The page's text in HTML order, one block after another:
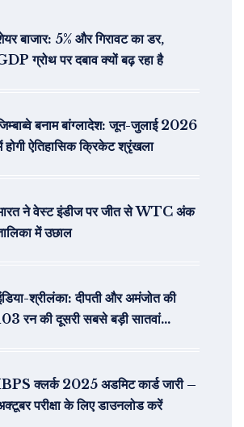
बाजार: 5% और गिरावट का डर,
ग्रोथ पर दबाव क्यों बढ़ रहा है
बनाम बांग्लादेश: जून-जुलाई 2026
होगी ऐतिहासिक क्रिकेट श्रृंखला
ने वेस्ट इंडीज पर जीत से WTC अंक
में उछाल
श्रीलंका: दीपती और अमंजोत की
रन की दूसरी सबसे बड़ी सातवां
क्लर्क 2025 अडमिट कार्ड जारी –
परीक्षा के लिए डाउनलोड करें